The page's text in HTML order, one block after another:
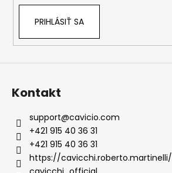
PRIHLÁSIŤ SA
Kontakt
support@cavicio.com
+421 915 40 36 31
+421 915 40 36 31
https://cavicchi.roberto.martinelli/